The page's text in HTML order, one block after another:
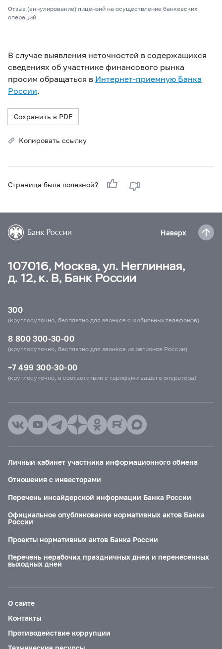
Отзыв (аннулирование) лицензий на осуществление банковских
операций
В случае выявления неточностей в содержащихся
сведениях об участнике финансового рынка
просим обращаться в Интернет-приемную Банка
России.
Сохранить в PDF
Копировать ссылку
Страница была полезной?
Наверх
107016, Москва, ул. Неглинная,
д. 12, к. В, Банк России
300
(круглосуточно, бесплатно для звонков с мобильных телефонов)
8 800 300-30-00
(круглосуточно, бесплатно для звонков из регионов России)
+7 499 300-30-00
(круглосуточно, в соответствии с тарифами вашего оператора)
Личный кабинет участника информационного обмена
Отношения с инвесторами
Перечень инсайдерской информации Банка России
Официальное опубликование нормативных актов Банка
России
Проекты нормативных актов Банка России
Перечень нерабочих праздничных дней и перенесенных
выходных дней
О сайте
Контакты
Противодействие коррупции